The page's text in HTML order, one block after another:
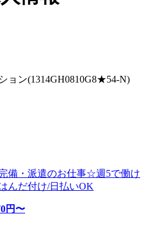
ョン(1314GH0810G8★54-N)
備・派遣のお仕事☆週5で働け
んだ付け/日払いOK
円〜